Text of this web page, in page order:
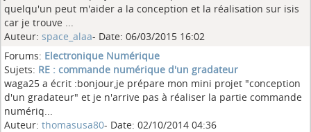
quelqu'un peut m'aider a la conception et la réalisation sur isis
car je trouve ...
Auteur: space_alaa- Date: 06/03/2015 16:02
Forums: Electronique Numérique
Sujets: RE : commande numérique d'un gradateur
waga25 a écrit :bonjour,je prépare mon mini projet "conception
d'un gradateur" et je n'arrive pas à réaliser la partie commande
numériq...
Auteur: thomasusa80- Date: 02/10/2014 04:36